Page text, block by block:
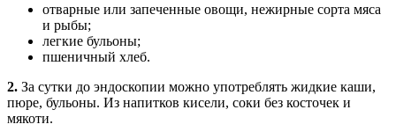
отварные или запеченные овощи, нежирные сорта мяса
и рыбы;
легкие бульоны;
пшеничный хлеб.
2. За сутки до эндоскопии можно употреблять жидкие каши,
пюре, бульоны. Из напитков кисели, соки без косточек и
мякоти.